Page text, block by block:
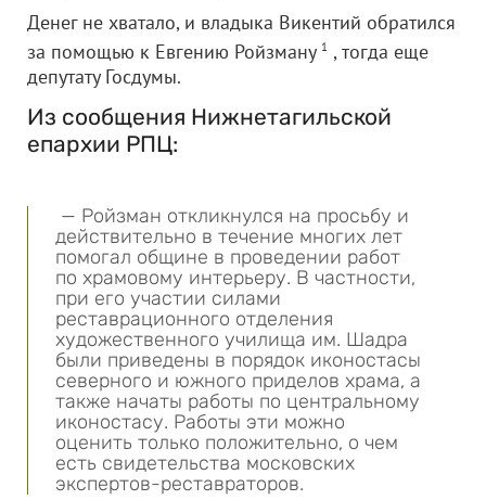
Денег не хватало, и владыка Викентий обратился
за помощью к Евгению Ройзману 1 , тогда еще
депутату Госдумы.
Из сообщения Нижнетагильской
епархии РПЦ:
— Ройзман откликнулся на просьбу и
действительно в течение многих лет
помогал общине в проведении работ
по храмовому интерьеру. В частности,
при его участии силами
реставрационного отделения
художественного училища им. Шадра
были приведены в порядок иконостасы
северного и южного приделов храма, а
также начаты работы по центральному
иконостасу. Работы эти можно
оценить только положительно, о чем
есть свидетельства московских
экспертов-реставраторов.